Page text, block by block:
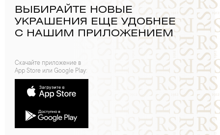
ВЫБИРАЙТЕ НОВЫЕ
УКРАШЕНИЯ ЕЩЕ УДОБНЕЕ
С НАШИМ ПРИЛОЖЕНИЕМ
Скачайте приложение в
App Store или Google Play: